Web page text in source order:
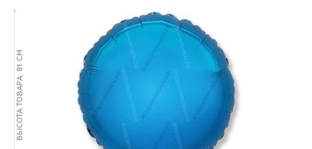
ВЫСОТА ТОВАРА: 81 СМ